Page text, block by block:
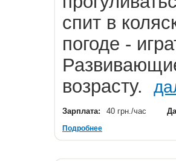
спит в
погоде -
возрасту.
Зарплата: 40 грн./час
Подробнее